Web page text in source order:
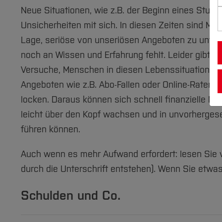
Neue Situationen, wie z.B. der Beginn eines
Unsicherheiten mit sich. In diesen Zeiten sind
Lage, seriöse von unseriösen Angeboten zu
noch an Wissen und Erfahrung fehlt. Leider gibt
Versuche, Menschen in diesen
Angeboten wie z.B. Abo-Fallen oder Online-
locken. Daraus können sich schnell finanzielle
leicht über den Kopf wachsen und in
führen können.
Auch wenn es mehr Aufwand erfordert: lesen
durch die Unterschrift entstehen). Wenn Sie
Schulden und Co.